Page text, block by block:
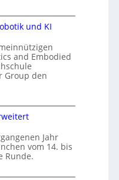
und KI
and Embodied
Group den
Jahr
vom 14. bis
Runde.